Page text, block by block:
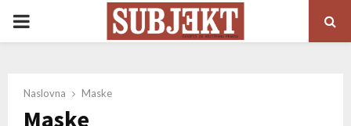
PRIMARY
Naslovna Maske
Maske